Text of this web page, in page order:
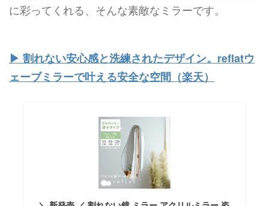
に彩ってくれる、そんな素敵なミラーです。
▶︎ 割れない安心感と洗練されたデザイン。reflatウ
ェーブミラーで叶える安全な空間（楽天）